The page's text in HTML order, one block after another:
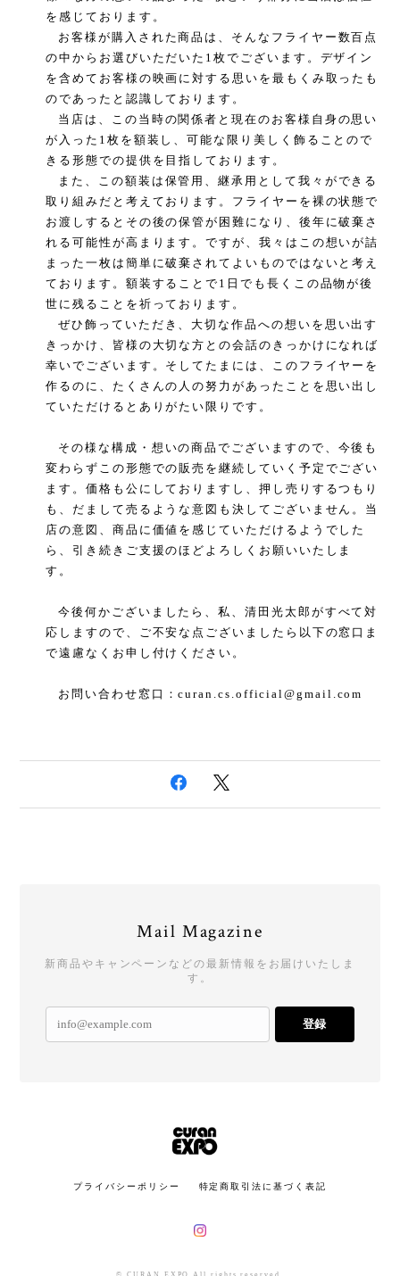
を感じております。
お客様が購入された商品は、そんなフライヤー数百点
の中からお選びいただいた 1枚でございます。デザイン
を含めてお客様の映画に対する思いを最もくみ取ったも
のであったと認識しております。
当店は、この当時の関係者と現在のお客様自身の思い
が入った 1 枚を額装し、可能な限り美しく飾ることので
きる形態での提供を目指しております。
また、この額装は保管用、継承用として我々ができる
取り組みだと考えております。フライヤーを裸の状態で
お渡しするとその後の保管が困難になり、後年に破棄さ
れる可能性が高まります。ですが、我々はこの想いが詰
まった一枚は簡単に破棄されてよいものではないと考え
ております。額装することで 1 日でも長くこの品物が後
世に残ることを祈っております。
ぜひ飾っていただき、大切な作品への想いを思い出す
きっかけ、皆様の大切な方との会話のきっかけになれば
幸いでございます。そしてたまには、このフライヤーを
作るのに、たくさんの人の努力があったことを思い出し
ていただけるとありがたい限りです。
その様な構成・想いの商品でございますので、今後も
変わらずこの形態での販売を継続していく予定でござい
ます。価格も公にしておりますし、押し売りするつもり
も、だまして売るような意図も決してございません。当
店の意図、商品に価値を感じていただけるようでした
ら、引き続きご支援のほどよろしくお願いいたしま
す。
今後何かございましたら、私、清田光太郎がすべて対
応しますので、ご不安な点ございましたら以下の窓口ま
で遠慮なくお申し付けください。
お問い合わせ窓口：curan.cs.official@gmail.com
Mail Magazine
新商品やキャンペーンなどの最新情報をお届けいたしま
す。
登録
プライバシーポリシー 特定商取引法に基づく表記